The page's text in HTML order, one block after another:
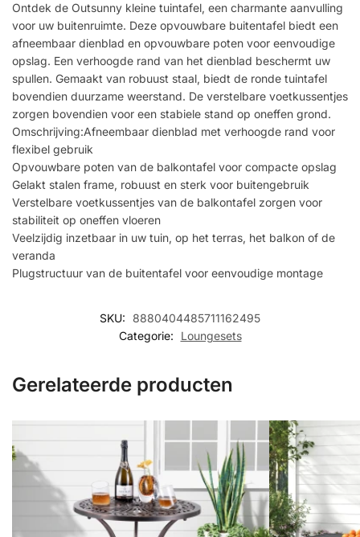
Ontdek de Outsunny kleine tuintafel, een charmante aanvulling
voor uw buitenruimte. Deze opvouwbare buitentafel biedt een
afneembaar dienblad en opvouwbare poten voor eenvoudige
opslag. Een verhoogde rand van het dienblad beschermt uw
spullen. Gemaakt van robuust staal, biedt de ronde tuintafel
bovendien duurzame weerstand. De verstelbare voetkussentjes
zorgen bovendien voor een stabiele stand op oneffen grond.
Omschrijving:Afneembaar dienblad met verhoogde rand voor
flexibel gebruik
Opvouwbare poten van de balkontafel voor compacte opslag
Gelakt stalen frame, robuust en sterk voor buitengebruik
Verstelbare voetkussentjes van de balkontafel zorgen voor
stabiliteit op oneffen vloeren
Veelzijdig inzetbaar in uw tuin, op het terras, het balkon of de
veranda
Plugstructuur van de buitentafel voor eenvoudige montage
SKU:
8880404485711162495
Categorie:
Loungesets
Gerelateerde producten